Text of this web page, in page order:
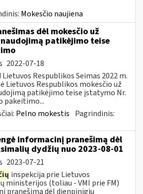
Mokesčio naujiena
dėl mokesčio už
patikėjimo teise
2022-07-18
Respublikos Seimas 2022 m.
Lietuvos Respublikos mokesčio už
patikėjimo teise įstatymo Nr.
pakeitimo...
Pelno mokestis Pagrindinis:
informacinį pranešimą dėl
dydžių nuo 2023-08-01
2023-07-21
inspekcija prie Lietuvos
ministerijos (toliau - VMI prie FM)
pranešimą dėl dienpinigių